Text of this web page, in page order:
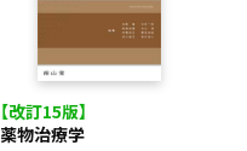
【改訂15版】
薬物治療学